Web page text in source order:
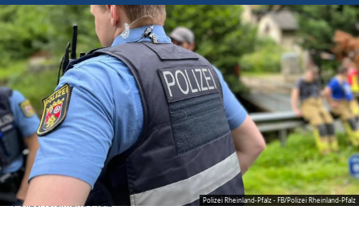
Polizei Rheinland-Pfalz - FB/Polizei Rheinland-Pfalz
Polizei Rheinland-Pfalz